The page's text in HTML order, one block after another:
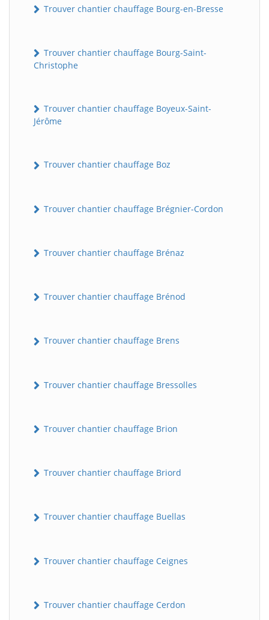
Trouver chantier chauffage Bourg-en-Bresse
Trouver chantier chauffage Bourg-Saint-
Christophe
Trouver chantier chauffage Boyeux-Saint-
Jérôme
Trouver chantier chauffage Boz
Trouver chantier chauffage Brégnier-Cordon
Trouver chantier chauffage Brénaz
Trouver chantier chauffage Brénod
Trouver chantier chauffage Brens
Trouver chantier chauffage Bressolles
Trouver chantier chauffage Brion
Trouver chantier chauffage Briord
Trouver chantier chauffage Buellas
Trouver chantier chauffage Ceignes
Trouver chantier chauffage Cerdon